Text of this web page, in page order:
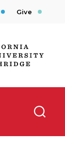
Give